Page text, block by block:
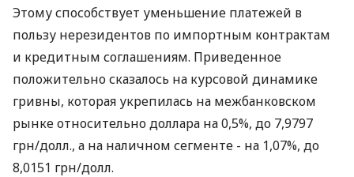
Этому способствует уменьшение платежей в
пользу нерезидентов по импортным контрактам
и кредитным соглашениям. Приведенное
положительно сказалось на курсовой динамике
гривны, которая укрепилась на межбанковском
рынке относительно доллара на 0,5%, до 7,9797
грн/долл., а на наличном сегменте - на 1,07%, до
8,0151 грн/долл.